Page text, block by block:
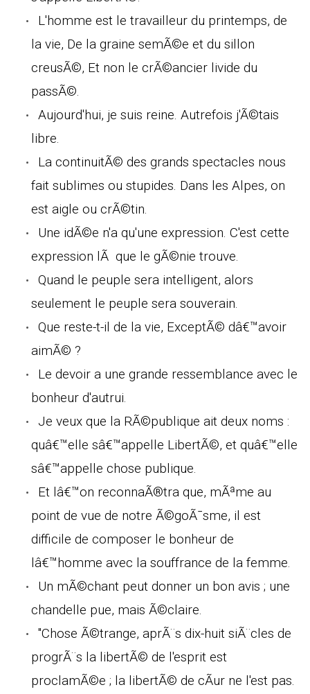
L'homme est le travailleur du printemps, de
la vie, De la graine semÃ©e et du sillon
creusÃ©, Et non le crÃ©ancier livide du
passÃ©.
Aujourd'hui, je suis reine. Autrefois j'Ã©tais
libre.
La continuitÃ© des grands spectacles nous
fait sublimes ou stupides. Dans les Alpes, on
est aigle ou crÃ©tin.
Une idÃ©e n'a qu'une expression. C'est cette
expression lÃ que le gÃ©nie trouve.
Quand le peuple sera intelligent, alors
seulement le peuple sera souverain.
Que reste-t-il de la vie, ExceptÃ© dâ€™avoir
aimÃ© ?
Le devoir a une grande ressemblance avec le
bonheur d'autrui.
Je veux que la RÃ©publique ait deux noms :
quâ€™elle sâ€™appelle LibertÃ©, et quâ€™elle
sâ€™appelle chose publique.
Et lâ€™on reconnaÃ®tra que, mÃªme au
point de vue de notre Ã©goÃ¯sme, il est
difficile de composer le bonheur de
lâ€™homme avec la souffrance de la femme.
Un mÃ©chant peut donner un bon avis ; une
chandelle pue, mais Ã©claire.
"Chose Ã©trange, aprÃ¨s dix-huit siÃ¨cles de
progrÃ¨s la libertÃ© de l'esprit est
proclamÃ©e ; la libertÃ© de cÃur ne l'est pas.